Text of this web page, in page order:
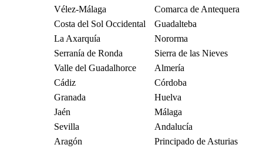
Vélez-Málaga
Comarca de Antequera
Costa del Sol Occidental
Guadalteba
La Axarquía
Nororma
Serranía de Ronda
Sierra de las Nieves
Valle del Guadalhorce
Almería
Cádiz
Córdoba
Granada
Huelva
Jaén
Málaga
Sevilla
Andalucía
Aragón
Principado de Asturias